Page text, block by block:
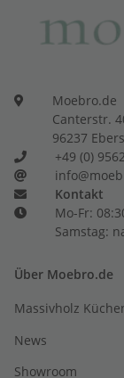
Moebro.de
Canterstr.
96237
+49 (0)
Kontakt
Mo-Fr:
Samstag:
Über Moebro.de
Massivholz
News
Showroom